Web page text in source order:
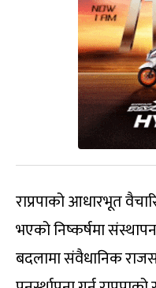
राप्रपाको आधारभूत
भएको निष्कर्षमा
बदलामा संवैधानिक